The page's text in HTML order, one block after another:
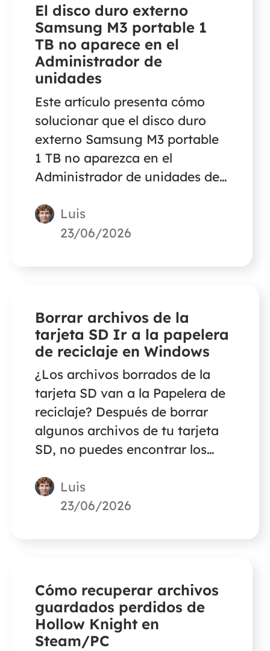
El disco duro externo
Samsung M3 portable 1
TB no aparece en el
Administrador de
unidades
Este artículo presenta cómo
solucionar que el disco duro
externo Samsung M3 portable
1 TB no aparezca en el
Administrador de unidades de
leyendo para conocer la
información detallada.
Luis
23/06/2026
Borrar archivos de la
tarjeta SD Ir a la papelera
de reciclaje en Windows
¿Los archivos borrados de la
tarjeta SD van a la Papelera de
reciclaje? Después de borrar
algunos archivos de tu tarjeta
SD, no puedes encontrar los
Papelera de Reciclaje. Si quieres
saber dónde van los archivos
Luis
23/06/2026
Cómo recuperar archivos
guardados perdidos de
Hollow Knight en
Steam/PC